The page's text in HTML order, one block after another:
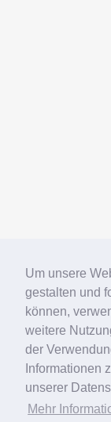
Um unsere
gestalten und
können,
weitere
der
Informationen
unserer
Mehr